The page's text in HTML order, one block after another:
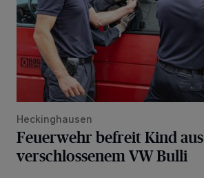
Heckinghausen
Feuerwehr befreit Kind aus
verschlossenem VW Bulli